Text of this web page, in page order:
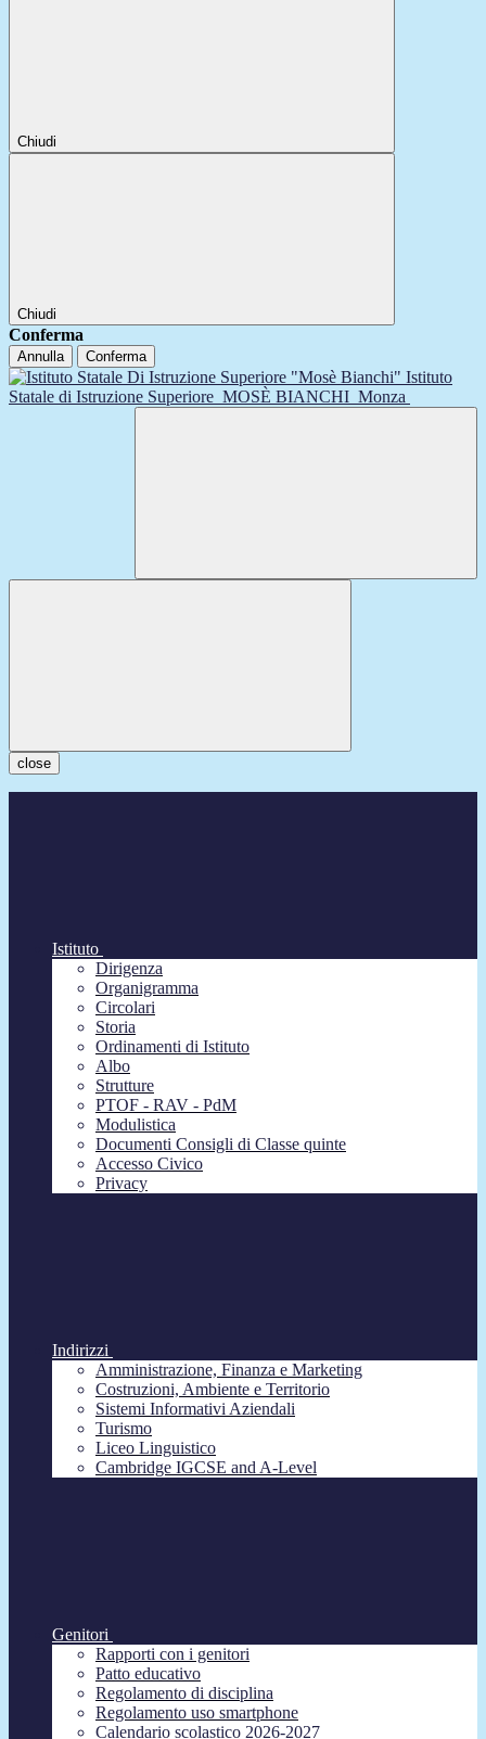
Chiudi
Chiudi
Conferma
Annulla Conferma
Istituto
Statale di Istruzione Superiore MOSÈ BIANCHI Monza
close
Istituto
Dirigenza
Organigramma
Circolari
Storia
Ordinamenti di Istituto
Albo
Strutture
PTOF - RAV - PdM
Modulistica
Documenti Consigli di Classe quinte
Accesso Civico
Privacy
Indirizzi
Amministrazione, Finanza e Marketing
Costruzioni, Ambiente e Territorio
Sistemi Informativi Aziendali
Turismo
Liceo Linguistico
Cambridge IGCSE and A-Level
Genitori
Rapporti con i genitori
Patto educativo
Regolamento di disciplina
Regolamento uso smartphone
Calendario scolastico 2026-2027